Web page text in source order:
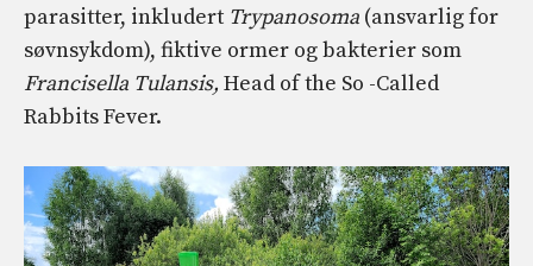
parasitter, inkludert Trypanosoma (ansvarlig for
søvnsykdom), fiktive ormer og bakterier som
Francisella Tulansis, Head of the So -Called
Rabbits Fever.